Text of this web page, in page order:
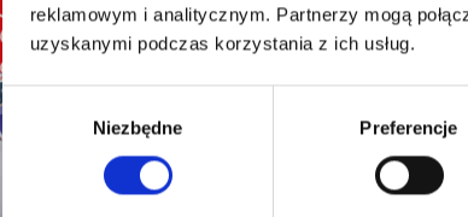
reklamowym i analitycznym. Partnerzy mogą
uzyskanymi podczas korzystania z ich usług.
Wybór
zgody
Niezbędne Preferencje